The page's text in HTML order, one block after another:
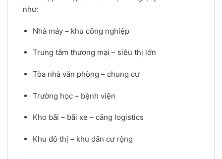
như:
Nhà máy – khu công nghiệp
Trung tâm thương mại – siêu thị lớn
Tòa nhà văn phòng – chung cư
Trường học – bệnh viện
Kho bãi – bãi xe – cảng logistics
Khu đô thị – khu dân cư rộng